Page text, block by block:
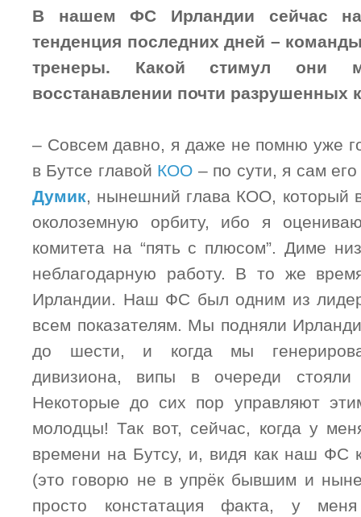
В нашем ФС Ирландии сейчас
тенденция последних дней –
тренеры. Какой стимул они
восстанавлении почти разрушенных
– Совсем давно, я даже не помню уже
в Бутсе главой КОО – по сути, я сам
Думик, нынешний глава КОО, который
околоземную орбиту, ибо я
комитета на “пять с плюсом”. Диме
неблагодарную работу. В то же
Ирландии. Наш ФС был одним из
всем показателям. Мы подняли
до шести, и когда мы
дивизиона, випы в очереди
Некоторые до сих пор управляют
молодцы! Так вот, сейчас, когда у
времени на Бутсу, и, видя как наш ФС
(это говорю не в упрёк бывшим и
просто констатация факта, у